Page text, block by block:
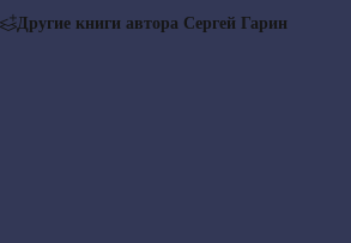
Другие книги автора Сергей Гарин